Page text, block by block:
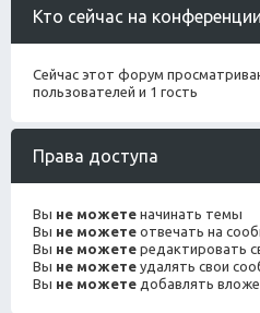
Кто сейчас на конференции
Сейчас этот форум
пользователей и 1 гость
Права доступа
Вы не можете начинать темы
Вы не можете отвечать на
Вы не можете редактировать
Вы не можете удалять свои
Вы не можете добавлять